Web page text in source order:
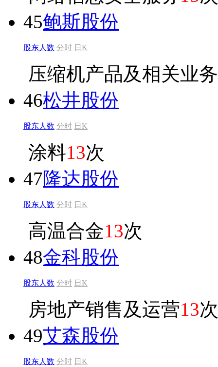
45鲍斯股份
股东人数 分时 日K
压缩机产品及相关业务
46松井股份
股东人数 分时 日K
涂料13次
47隆达股份
股东人数 分时 日K
高温合金13次
48金科股份
股东人数 分时 日K
房地产销售及运营13次
49艾森股份
股东人数 分时 日K